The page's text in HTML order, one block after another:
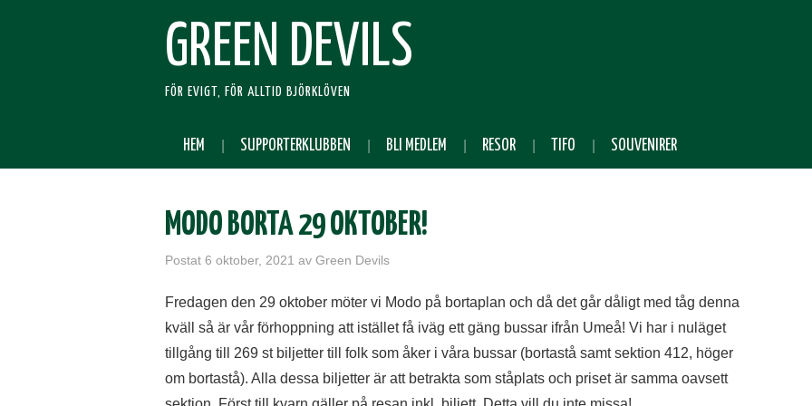
GREEN DEVILS
FÖR EVIGT, FÖR ALLTID BJÖRKLÖVEN
HEM SUPPORTERKLUBBEN BLI MEDLEM RESOR TIFO SOUVENIRER
MODO BORTA 29 OKTOBER!
Postat 6 oktober, 2021 av Green Devils
Fredagen den 29 oktober möter vi Modo på bortaplan och då det går dåligt med tåg denna
kväll så är vår förhoppning att istället få iväg ett gäng bussar ifrån Umeå! Vi har i nuläget
tillgång till 269 st biljetter till folk som åker i våra bussar (bortastå samt sektion 412, höger
om bortastå). Alla dessa biljetter är att betrakta som ståplats och priset är samma oavsett